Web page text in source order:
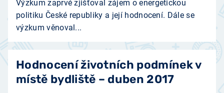
Výzkum zaprvé zjišťoval zájem o energetickou
politiku České republiky a její hodnocení. Dále se
výzkum věnoval...
Hodnocení životních podmínek v
místě bydliště – duben 2017